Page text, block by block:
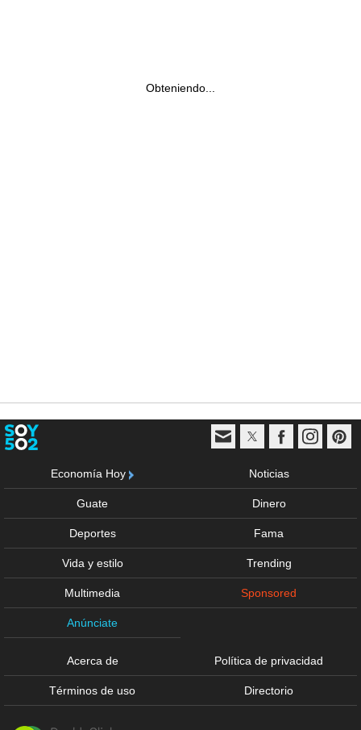
Obteniendo...
Economía Hoy Noticias
Guate Dinero
Deportes Fama
Vida y estilo Trending
Multimedia Sponsored
Anúnciate
Acerca de Política de privacidad
Términos de uso Directorio